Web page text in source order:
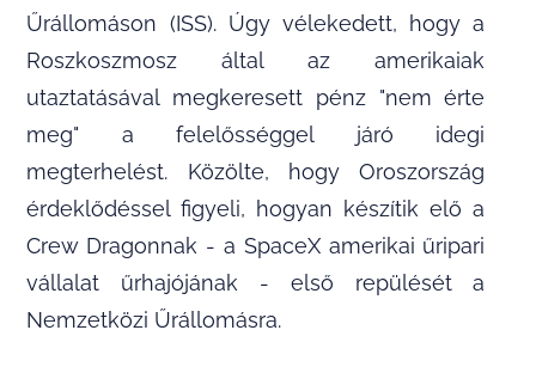
Űrállomáson (ISS). Úgy vélekedett, hogy a
Roszkoszmosz által az amerikaiak
utaztatásával megkeresett pénz "nem érte
meg" a felelősséggel járó idegi
megterhelést. Közölte, hogy Oroszország
érdeklődéssel figyeli, hogyan készítik elő a
Crew Dragonnak - a SpaceX amerikai űripari
vállalat űrhajójának - első repülését a
Nemzetközi Űrállomásra.